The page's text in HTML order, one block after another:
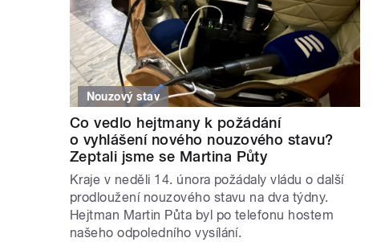
Nouzový stav
Co vedlo hejtmany k požádání
o vyhlášení nového nouzového stavu?
Zeptali jsme se Martina Půty
Kraje v neděli 14. února požádaly vládu o další
prodloužení nouzového stavu na dva týdny.
Hejtman Martin Půta byl po telefonu hostem
našeho odpoledního vysílání.